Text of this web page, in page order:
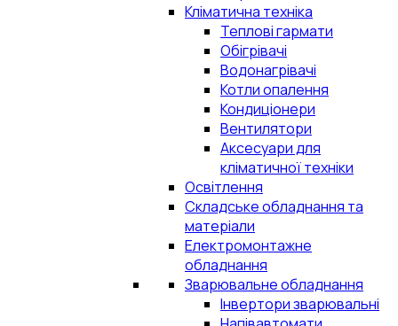
Кліматична техніка
Теплові гармати
Обігрівачі
Водонагрівачі
Котли опалення
Кондиціонери
Вентилятори
Аксесуари для
кліматичної техніки
Освітлення
Складське обладнання та
матеріали
Електромонтажне
обладнання
Зварювальне обладнання
Інвертори зварювальні